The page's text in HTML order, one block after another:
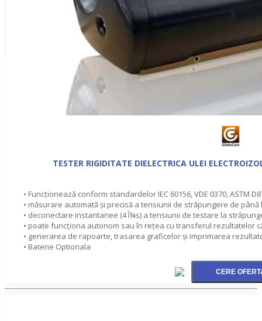
TESTER RIGIDITATE DIELECTRICA ULEI
• Funcţionează conform standardelor IEC 60156, VDE 0370, ASTM
• măsurare automată şi precisă a tensiunii de străpungere de până
• deconectare instantanee (4 Î¼s) a tensiunii de testare la
• poate funcţiona autonom sau în reţea cu transferul rezultatelor
• generarea de rapoarte, trasarea graficelor şi imprimarea
• Baterie Optionala